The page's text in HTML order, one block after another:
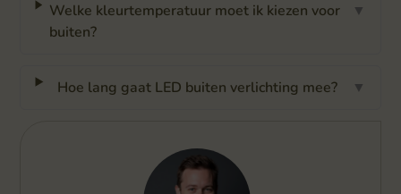
Welke kleurtemperatuur moet ik kiezen voor
buiten?
▼
Hoe lang gaat LED buiten verlichting mee? ▼